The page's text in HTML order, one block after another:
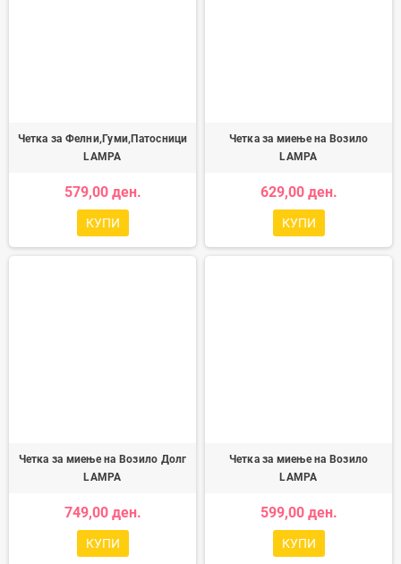
Четка за Фелни,Гуми,Патосници
LAMPA
579,00 ден.
КУПИ
Четка за миење на Возило
LAMPA
629,00 ден.
КУПИ
Четка за миење на Возило Долг
LAMPA
749,00 ден.
КУПИ
Четка за миење на Возило
LAMPA
599,00 ден.
КУПИ